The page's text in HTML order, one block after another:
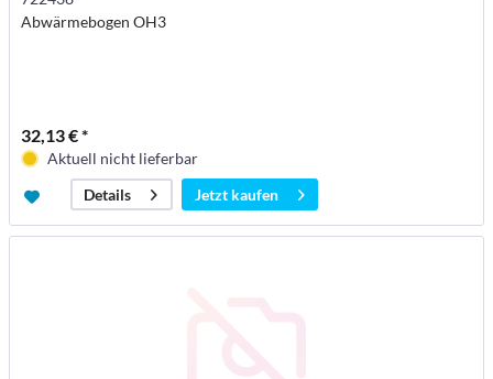
Abwärmebogen OH3
32,13 € *
Aktuell nicht lieferbar
Details
Jetzt kaufen